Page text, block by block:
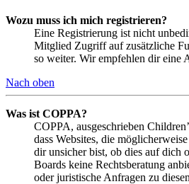
Wozu muss ich mich registrieren?
Eine Registrierung ist nicht
Mitglied Zugriff auf zusätzliche
so weiter. Wir empfehlen dir eine
Nach oben
Was ist COPPA?
COPPA, ausgeschrieben
dass Websites, die
dir unsicher bist, ob dies auf dich
Boards keine Rechtsberatung
oder juristische Anfragen zu